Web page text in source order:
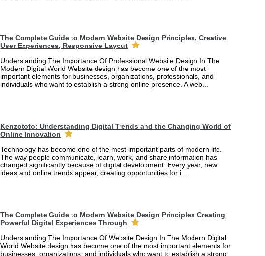
The Complete Guide to Modern Website Design Principles, Creative
User Experiences, Responsive Layout
Understanding The Importance Of Professional Website Design In The
Modern Digital World Website design has become one of the most
important elements for businesses, organizations, professionals, and
individuals who want to establish a strong online presence. A web...
Kenzototo: Understanding Digital Trends and the Changing World of
Online Innovation
Technology has become one of the most important parts of modern life.
The way people communicate, learn, work, and share information has
changed significantly because of digital development. Every year, new
ideas and online trends appear, creating opportunities for i...
The Complete Guide to Modern Website Design Principles Creating
Powerful Digital Experiences Through
Understanding The Importance Of Website Design In The Modern Digital
World Website design has become one of the most important elements for
businesses, organizations, and individuals who want to establish a strong